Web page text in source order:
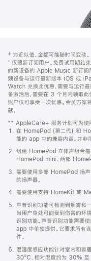
页
页
脚
注
‡ 为近似值。金额可能随时间变动。
⁺ 仅限新订阅用户。免费试用期结
的新设备的 Apple Music 新订阅
频设备与运行最新版本 iOS 或
Watch 兑换此优惠，需要与运行
备激活后，需要在 3 个月内领取
账户仅可享受一次优惠。会员方案
款。
窗
口
中
打
开)
** AppleCare+ 服务计划可为使
在 HomePod (第二代) 和
能的 app 中的兼容内容。并非
组建 HomePod 立体声组合
HomePod mini、两部
需要使用多部 HomePod 扬声
的扬声器。
需要使用支持 HomeKit 或
声音识别功能可检测到烟雾和
当用户身处可能受到伤害的环
识别功能。声音识别功能需要
app 中单独提供。它要求所有
件。
温湿度感应功能针对室内和家
30ºC、相对湿度约为 30% 至